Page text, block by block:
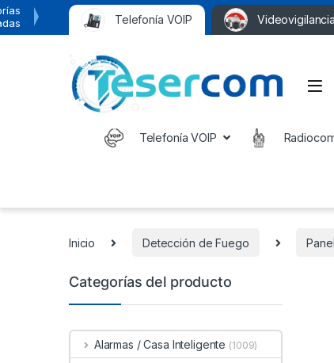
Telefonía VOIP Videovigilancia
Telefonía VOIP
Inicio Detección de Fuego
Categorías del producto
Alarmas / Casa Inteligente (1009)